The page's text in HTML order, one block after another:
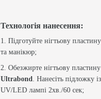
Технологія нанесення:
1. Підготуйте нігтьову
та манікюр;
2. Обезжирте нігтьову
Ultrabond
. Нанесіть підложку із
UV/LED лампі 2хв./60 сек;